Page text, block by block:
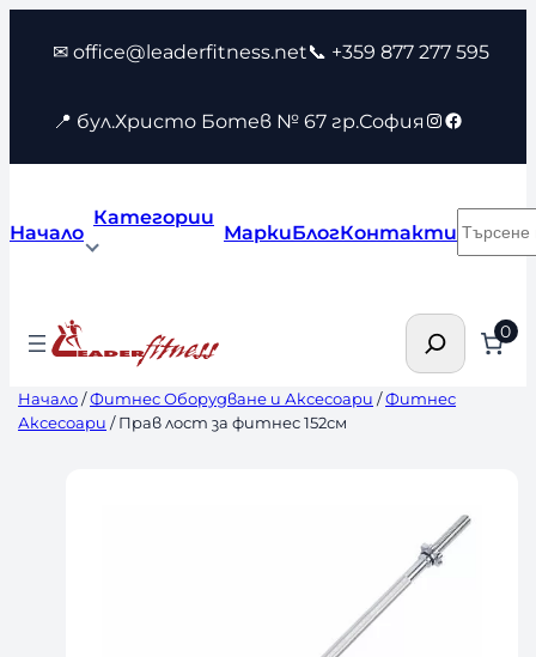
съдържанието
✉ office@leaderfitness.net📞 +359 877 277 595
📍 бул.Христо Ботев № 67 гр.София Instagram
Facebook
Начало
Категории
МаркиБлогКонтакти
Търсене 0
Начало/Фитнес Оборудване и Аксесоари /Фитнес
Аксесоари / Прав лост за фитнес 152см